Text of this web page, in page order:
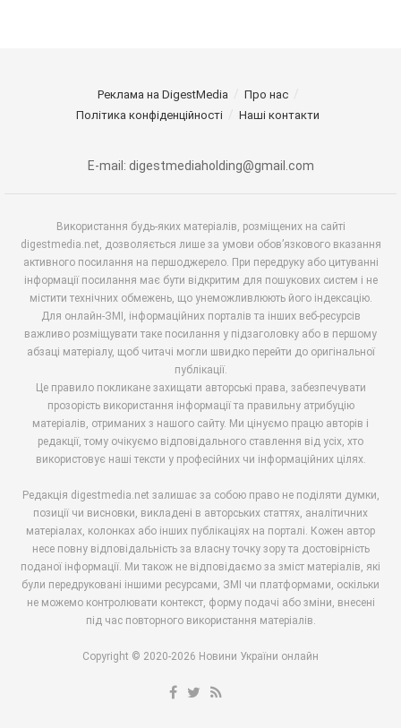
Реклама на DigestMedia
Про нас
Політика конфіденційності
Наші контакти
E-mail: digestmediaholding@gmail.com
Використання будь-яких матеріалів, розміщених на сайті
digestmedia.net, дозволяється лише за умови обов’язкового вказання
активного посилання на першоджерело. При передруку або цитуванні
інформації посилання має бути відкритим для пошукових систем і не
містити технічних обмежень, що унеможливлюють його індексацію.
Для онлайн-ЗМІ, інформаційних порталів та інших веб-ресурсів
важливо розміщувати таке посилання у підзаголовку або в першому
абзаці матеріалу, щоб читачі могли швидко перейти до оригінальної
публікації.
Це правило покликане захищати авторські права, забезпечувати
прозорість використання інформації та правильну атрибуцію
матеріалів, отриманих з нашого сайту. Ми цінуємо працю авторів і
редакції, тому очікуємо відповідального ставлення від усіх, хто
використовує наші тексти у професійних чи інформаційних цілях.
Редакція digestmedia.net залишає за собою право не поділяти думки,
позиції чи висновки, викладені в авторських статтях, аналітичних
матеріалах, колонках або інших публікаціях на порталі. Кожен автор
несе повну відповідальність за власну точку зору та достовірність
поданої інформації. Ми також не відповідаємо за зміст матеріалів, які
були передруковані іншими ресурсами, ЗМІ чи платформами, оскільки
не можемо контролювати контекст, форму подачі або зміни, внесені
під час повторного використання матеріалів.
Copyright © 2020-2026 Новини України онлайн